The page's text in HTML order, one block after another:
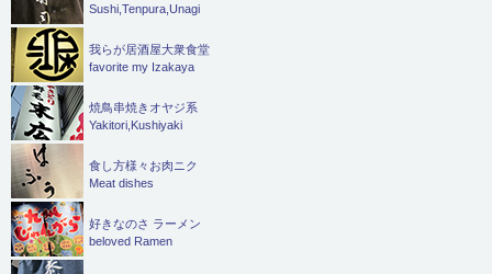
Sushi,Tenpura,Unagi
我らが居酒屋大衆食堂
favorite my Izakaya
焼鳥串焼きオヤジ系
Yakitori,Kushiyaki
食し方様々お肉ニク
Meat dishes
好きなのさ ラーメン
beloved Ramen